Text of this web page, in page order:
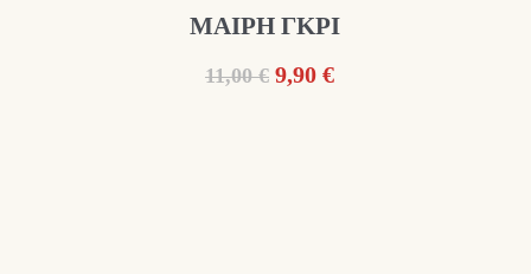
ΜΑΙΡΗ ΓΚΡΙ
11,00 € Original
9,90 €Η